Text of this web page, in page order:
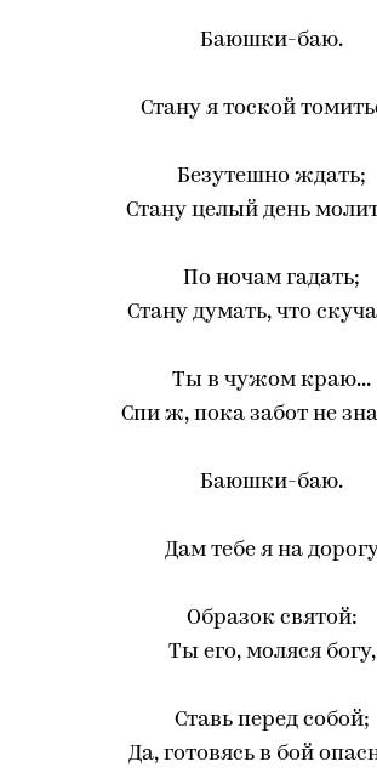
Баюшки-баю.
Стану я тоской
Безутешно ждать;
Стану целый день
По ночам гадать;
Стану думать, что
Ты в чужом краю...
Спи ж, пока забот не
Баюшки-баю.
Дам тебе я на
Образок святой:
Ты его, моляся богу,
Ставь перед собой;
Да, готовясь в бой